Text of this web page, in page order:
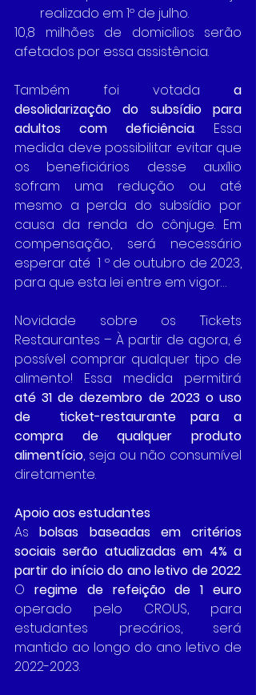
realizado em 1º de julho.
10,8 milhões de domicílios serão
afetados por essa assistência.
Também foi votada a
desolidarização do subsídio para
adultos com deficiência. Essa
medida deve possibilitar evitar que
os beneficiários desse auxílio
sofram uma redução ou até
mesmo a perda do subsídio por
causa da renda do cônjuge. Em
compensação, será necessário
esperar até  1 º de outubro de 2023,
para que esta lei entre em vigor…
Novidade sobre os Tickets
Restaurantes – À partir de agora, é
possível comprar qualquer tipo de
até 31 de dezembro de 2023 o uso
de  ticket-restaurante para a
compra de qualquer produto
alimentício, seja ou não consumível
diretamente.
Apoio aos estudantes
As bolsas baseadas em critérios
sociais serão atualizadas em 4% a
partir do início do ano letivo de 2022.
O regime de refeição de 1 euro
operado pelo CROUS, para
estudantes precários, será
mantido ao longo do ano letivo de
2022-2023.